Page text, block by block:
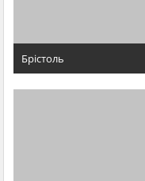
Брістоль